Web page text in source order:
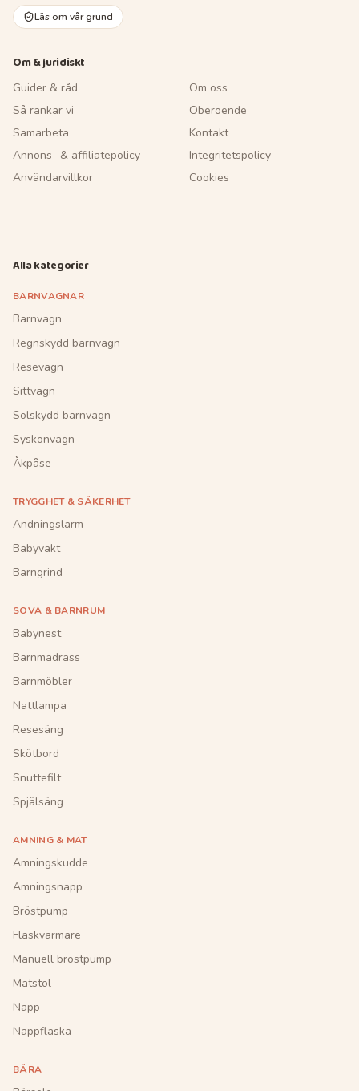
Läs om vår grund
Om & juridiskt
Guider & råd
Om oss
Så rankar vi
Oberoende
Samarbeta
Kontakt
Annons- & affiliatepolicy
Integritetspolicy
Användarvillkor
Cookies
Alla kategorier
BARNVAGNAR
Barnvagn
Regnskydd barnvagn
Resevagn
Sittvagn
Solskydd barnvagn
Syskonvagn
Åkpåse
TRYGGHET & SÄKERHET
Andningslarm
Babyvakt
Barngrind
SOVA & BARNRUM
Babynest
Barnmadrass
Barnmöbler
Nattlampa
Resesäng
Skötbord
Snuttefilt
Spjälsäng
AMNING & MAT
Amningskudde
Amningsnapp
Bröstpump
Flaskvärmare
Manuell bröstpump
Matstol
Napp
Nappflaska
BÄRA